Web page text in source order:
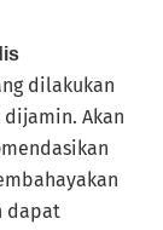
dilakukan
Akan
dapat